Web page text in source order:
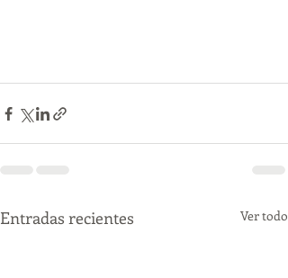
Entradas recientes Ver todo